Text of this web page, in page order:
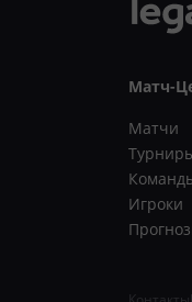
Матч-
Матчи
Игроки